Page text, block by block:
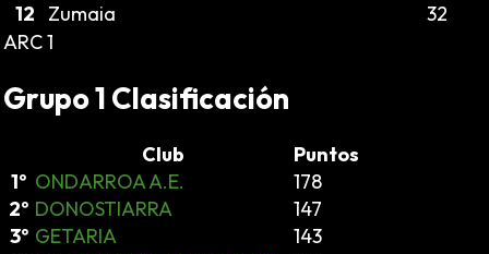
12
Zumaia
32
ARC 1
Grupo 1 Clasificación
Club
Puntos
1º ONDARROA A.E.
178
2º DONOSTIARRA
147
3º GETARIA
143